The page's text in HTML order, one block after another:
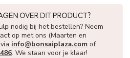
OVER DIT PRODUCT?
nodig bij het bestellen? Neem
op met ons (Maarten en
info@bonsaiplaza.com of
. We staan voor je klaar!